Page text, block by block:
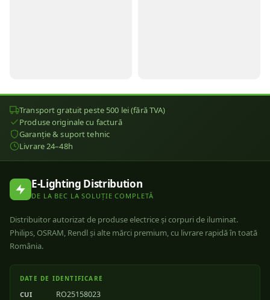
Transport gratuit peste 500 lei (fără TVA)
Produse originale cu factură
Garanție & suport tehnic
Livrare 24–48h
E-Lighting Distribution
DE LA BEC LA SOLUȚIE COMPLETĂ
Distribuitor autorizat de produse electrice și corpuri de iluminat.
Philips, OSRAM, Rendl și alte mărci premium, cu livrare rapidă în toată
România.
DATE DE IDENTIFICARE
CUI RO25158023